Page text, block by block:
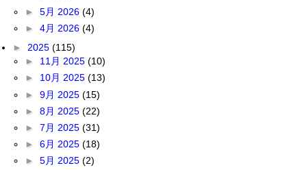
► 5月 2026 (4)
► 4月 2026 (4)
► 2025 (115)
► 11月 2025 (10)
► 10月 2025 (13)
► 9月 2025 (15)
► 8月 2025 (22)
► 7月 2025 (31)
► 6月 2025 (18)
► 5月 2025 (2)